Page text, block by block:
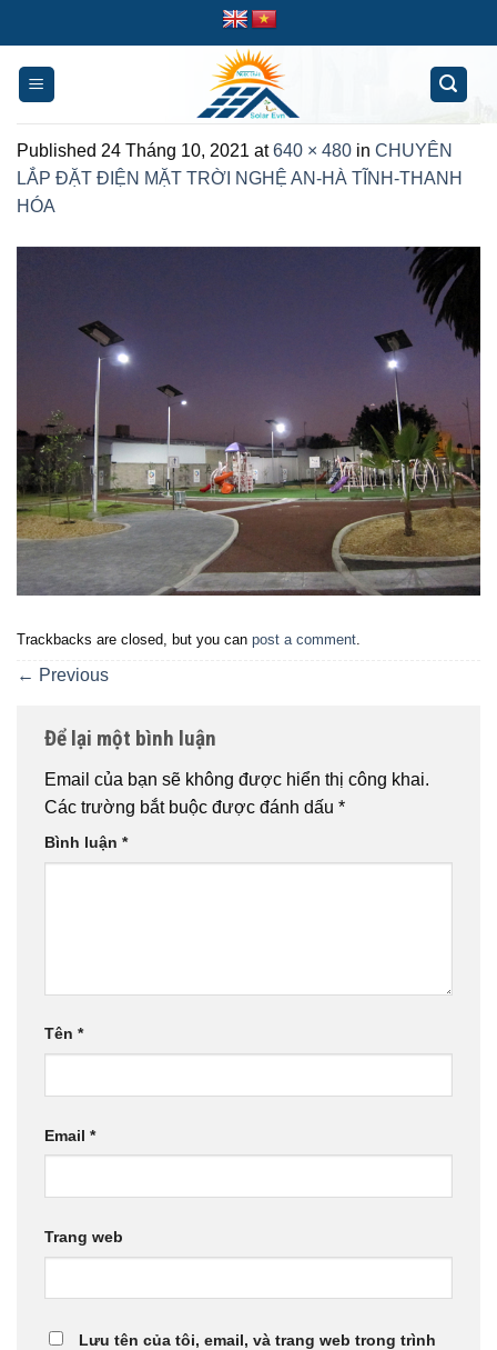
content
Published 24 Tháng 10, 2021 at640 × 480 in CHUYÊN
LẮP ĐẶT ĐIỆN MẶT TRỜI NGHỆ AN-HÀ TĨNH-THANH
HÓA
Trackbacks are closed, but you can post a comment
← Previous
Để lại một bình luận
Email của bạn sẽ không được hiển thị công khai.
Các trường bắt buộc được đánh dấu *
Bình luận *
Tên *
Email *
Trang web
Lưu tên của tôi, email, và trang web trong trình